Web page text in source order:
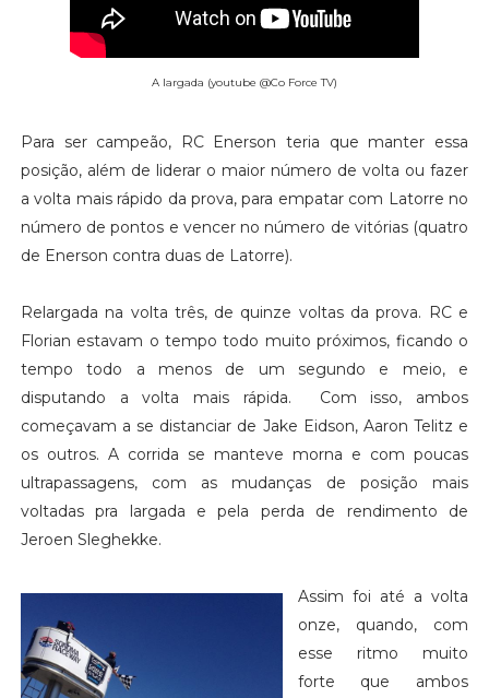
A largada (youtube @Co Force TV)
Para ser campeão, RC Enerson teria que manter essa
posição, além de liderar o maior número de volta ou fazer
a volta mais rápido da prova, para empatar com Latorre no
número de pontos e vencer no número de vitórias (quatro
de Enerson contra duas de Latorre).
Relargada na volta três, de quinze voltas da prova. RC e
Florian estavam o tempo todo muito próximos, ficando o
tempo todo a menos de um segundo e meio, e
disputando a volta mais rápida. Com isso, ambos
começavam a se distanciar de Jake Eidson, Aaron Telitz e
os outros. A corrida se manteve morna e com poucas
ultrapassagens, com as mudanças de posição mais
voltadas pra largada e pela perda de rendimento de
Jeroen Sleghekke.
Assim foi até a volta
onze, quando, com
esse ritmo muito
forte que ambos